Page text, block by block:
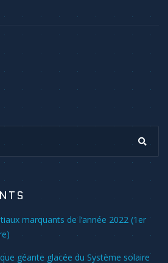
marquants de l’année 2022 (1er
géante glacée du Système solaire